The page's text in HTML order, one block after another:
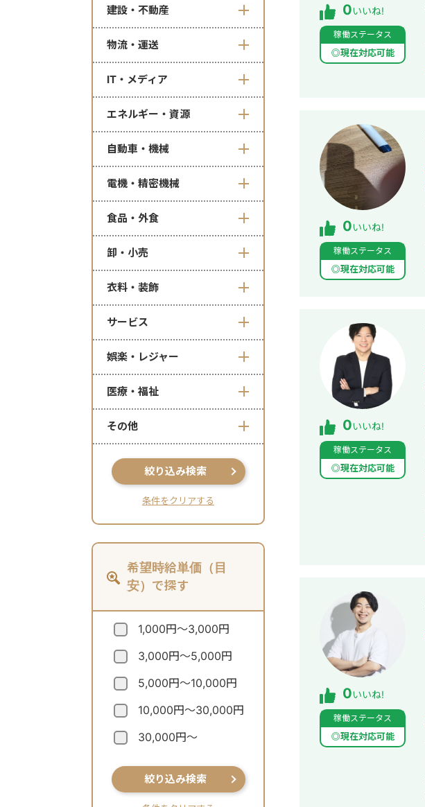
建設・不動産
物流・運送
IT・メディア
エネルギー・資源
自動車・機械
電機・精密機械
食品・外食
卸・小売
衣料・装飾
サービス
娯楽・レジャー
医療・福祉
その他
絞り込み検索
条件をクリアする
希望時給単価（目
安）で探す
1,000円～3,000円
3,000円～5,000円
5,000円～10,000円
10,000円～30,000円
30,000円～
絞り込み検索
0いいね!
稼働ステータス
◎現在対応可能
0いいね!
稼働ステータス
◎現在対応可能
0いいね!
稼働ステータス
◎現在対応可能
0いいね!
稼働ステータス
◎現在対応可能